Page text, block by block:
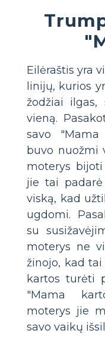
Eilėraštis yra
linijų, kurios
žodžiai
vieną.
savo
buvo nuožmi
moterys
jie tai
viską, kad
ugdomi.
su
moterys ne
žinojo, kad
kartos turėti
"Mama
moterys jie
savo vaikų